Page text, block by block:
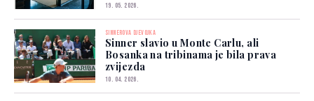
19. 05. 2026.
SINNEROVA DJEVOJKA
Sinner slavio u Monte Carlu, ali
Bosanka na tribinama je bila prava
zvijezda
10. 04. 2026.